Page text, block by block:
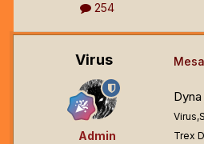
254
Virus
Admin
Trex